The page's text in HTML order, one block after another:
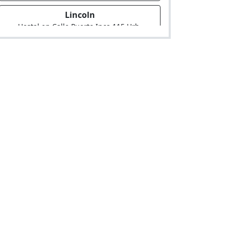
Lincoln
Hostal en Calle Puerto Inca 115 Urb.
Lincoln